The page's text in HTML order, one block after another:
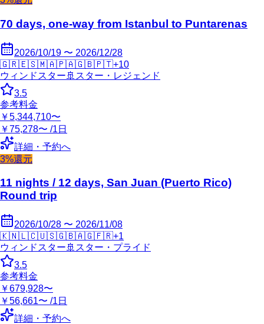
70 days, one-way from Istanbul to Puntarenas
2026/10/19 〜 2026/12/28
🇬🇷🇪🇸🇲🇦🇵🇦🇬🇧🇵🇹+10
ウィンドスター 🚢 スター・レジェンド
3.5
参考料金
￥5,344,710〜
￥75,278〜 /1日
詳細・予約へ
3%還元
11 nights / 12 days, San Juan (Puerto Rico)
Round trip
2026/10/28 〜 2026/11/08
🇰🇳🇱🇨🇺🇸🇬🇧🇦🇬🇫🇷+1
ウィンドスター 🚢 スター・プライド
3.5
参考料金
￥679,928〜
￥56,661〜 /1日
詳細・予約へ